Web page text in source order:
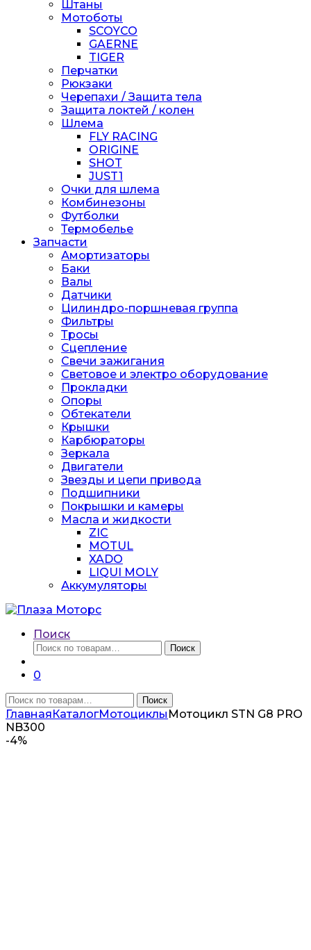
Штаны
Мотоботы
SCOYCO
GAERNE
TIGER
Перчатки
Рюкзаки
Черепахи / Защита тела
Защита локтей / колен
Шлема
FLY RACING
ORIGINE
SHOT
JUST1
Очки для шлема
Комбинезоны
Футболки
Термобелье
Запчасти
Амортизаторы
Баки
Валы
Датчики
Цилиндро-поршневая группа
Фильтры
Тросы
Сцепление
Свечи зажигания
Световое и электро оборудование
Прокладки
Опоры
Обтекатели
Крышки
Карбюраторы
Зеркала
Двигатели
Звезды и цепи привода
Подшипники
Покрышки и камеры
Масла и жидкости
ZIC
MOTUL
XADO
LIQUI MOLY
Аккумуляторы
Поиск
Искать:
Поиск
0
Искать:
Поиск
ГлавнаяКаталогМотоциклы Мотоцикл STN G8 PRO
NB300
-4%